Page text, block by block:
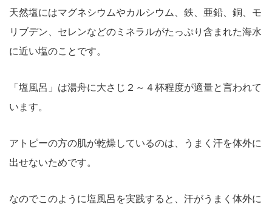
天然塩にはマグネシウムやカルシウム、鉄、亜鉛、銅、モ
リブデン、セレンなどのミネラルがたっぷり含まれた海水
に近い塩のことです。
「塩風呂」は湯舟に大さじ２～４杯程度が適量と言われて
います。
アトピーの方の肌が乾燥しているのは、うまく汗を体外に
出せないためです。
なのでこのように塩風呂を実践すると、汗がうまく体外に